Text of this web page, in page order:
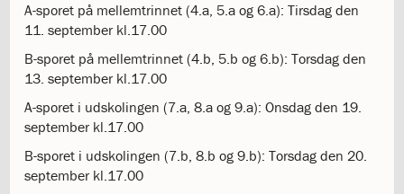
eleverne
hen?
3.0:
Elev
på
3.1:
SFO
Liljen
3.2:
En
skole
A-sporet på mellemtrinnet (4.a, 5.a og 6.a): Tirsdag den
11. september kl.17.00
B-sporet på mellemtrinnet (4.b, 5.b og 6.b): Torsdag den
13. september kl.17.00
A-sporet i udskolingen (7.a, 8.a og 9.a): Onsdag den 19.
september kl.17.00
B-sporet i udskolingen (7.b, 8.b og 9.b): Torsdag den 20.
september kl.17.00